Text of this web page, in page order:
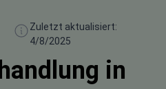
Zuletzt aktualisiert:
4/8/2025
in